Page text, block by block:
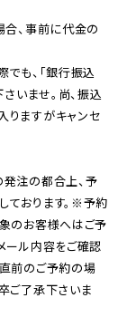
、事前に代金の
でも、「銀行振込
いませ。尚、振込
りますがキャンセ
注の都合上、予
ております。※予約
のお客様へはご予
ール内容をご確認
前のご予約の場
ご了承下さいま